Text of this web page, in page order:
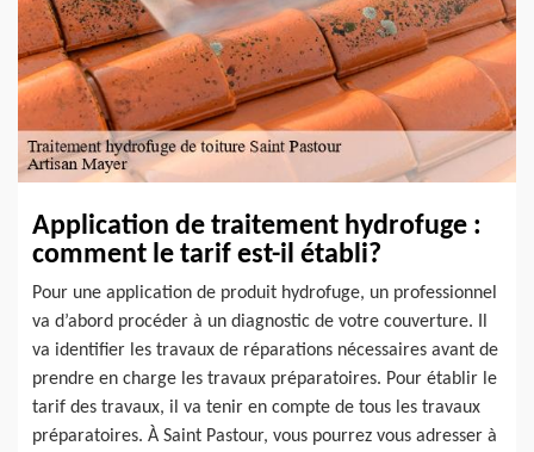
Application de traitement hydrofuge :
comment le tarif est-il établi?
Pour une application de produit hydrofuge, un professionnel
va d’abord procéder à un diagnostic de votre couverture. Il
va identifier les travaux de réparations nécessaires avant de
prendre en charge les travaux préparatoires. Pour établir le
tarif des travaux, il va tenir en compte de tous les travaux
préparatoires. À Saint Pastour, vous pourrez vous adresser à